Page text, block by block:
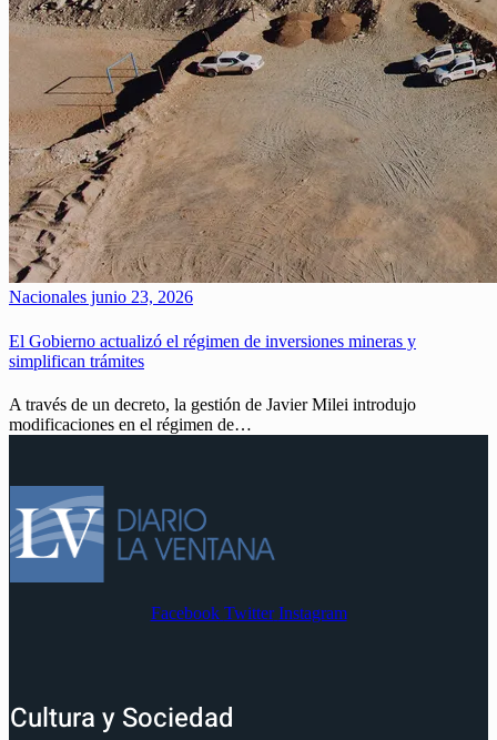
Nacionales junio 23, 2026
El Gobierno actualizó el régimen de inversiones mineras y
simplifican trámites
A través de un decreto, la gestión de Javier Milei introdujo
modificaciones en el régimen de…
Facebook Twitter Instagram
Cultura y Sociedad